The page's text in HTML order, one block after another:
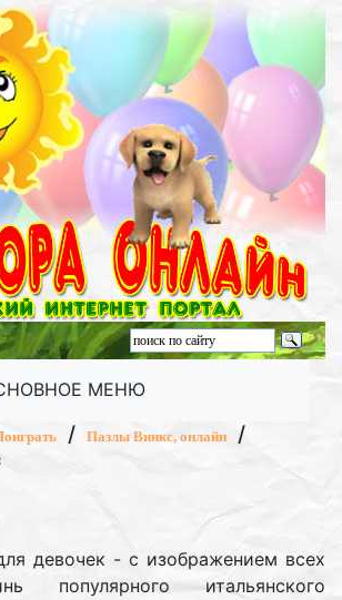
МЕНЮ
/ Пазлы Винкс, онлайн
/
девочек - с изображением всех
популярного итальянского